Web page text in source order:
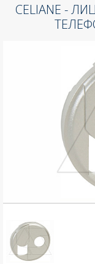
CELIANE -